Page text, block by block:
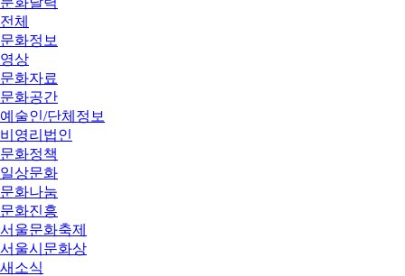
전체
문화정보
영상
문화자료
문화공간
예술인/단체정보
비영리법인
문화정책
일상문화
문화나눔
문화진흥
서울문화축제
서울시문화상
새소식